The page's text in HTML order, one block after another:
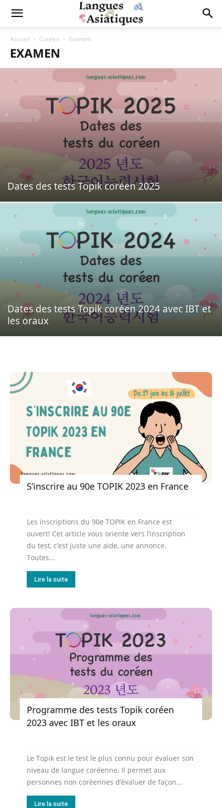
Accueil Coréen Examen
EXAMEN
Dates des tests Topik coréen 2025
Dates des tests Topik coréen 2024 avec IBT et
les oraux
S’inscrire au 90e TOPIK 2023 en France
Les inscriptions du 90e TOPIK en France est
ouvert! Cet article vous oriente vers l’inscription
du test, c’est juste une aide, une annonce.
Toutes...
Lire la suite
Programme des tests Topik coréen
2023 avec IBT et les oraux
Le Topik est le test le plus connu pour évaluer son
niveau de langue coréenne. Il permet aux
personnes non coréennes d’évaluer de façon...
Lire la suite